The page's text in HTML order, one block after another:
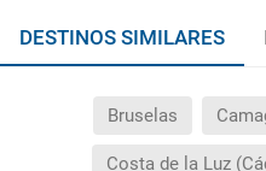
¿Cuántas veces debo
DESTINOS SIMILARES
Bruselas
Costa de la Luz